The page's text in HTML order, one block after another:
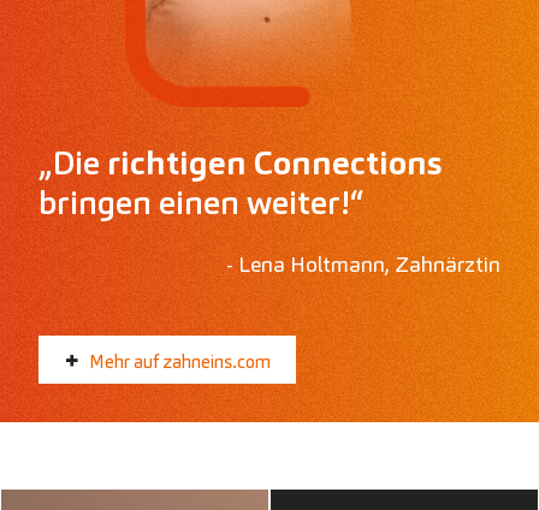
„Die richtigen Connections
bringen einen weiter!“
- Lena Holtmann, Zahnärztin
Mehr auf zahneins.com